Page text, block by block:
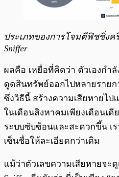
ประเภทของการโจมตีฟิชชิ่งค
Sniffer
ผลคือ เหยื่อที่คิดว่า ตัวเองกำ
ดูดสินทรัพย์ออกไปหลายรายก
ซึ่งวิธีนี้ สร้างความเสียหายไป
ในเดือนสิงหาคมเพียงเดือนเดี
ระบบซับซ้อนและสะดวกขึ้น เ
เซ็นชื่อให้ละเอียดกว่าเดิม
แม้ว่าตัวเลขความเสียหายจะ